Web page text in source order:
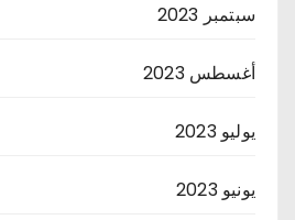
سبتمبر 2023
أغسطس 2023
يوليو 2023
يونيو 2023